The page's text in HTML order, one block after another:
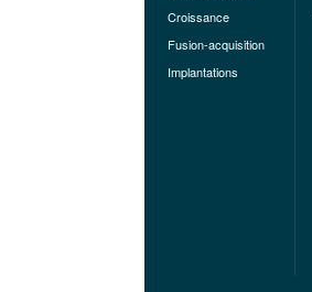
Croissance
Fusion-acquisition
Implantations